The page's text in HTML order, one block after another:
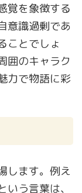
覚を象徴する
意識過剰であ
ことでしょ
囲のキャラク
力で物語に彩
します。例え
う言葉は、